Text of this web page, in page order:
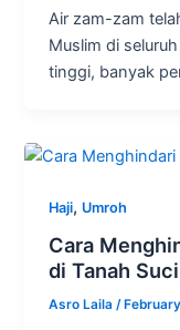
Air zam-zam
Muslim di
tinggi, banyak
Haji, Umroh
Cara
di Tanah Suci
Asro Laila/